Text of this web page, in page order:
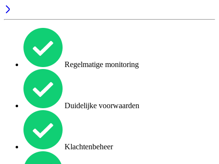
Regelmatige monitoring
Duidelijke voorwaarden
Klachtenbeheer